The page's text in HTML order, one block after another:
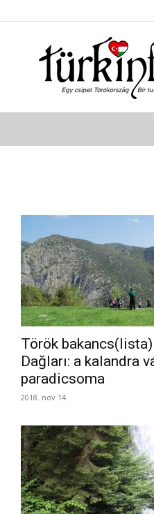
Török
Dağları: a kalandra
paradicsoma
2018. nov 14.